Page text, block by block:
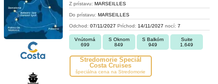
Z prístavu: MARSEILLES
Do prístavu: MARSEILLES
Odchod: 07/11/2027 Príchod: 14/11/2027 nocí: 7
Vnútorná
699
S Oknom
849
S Balkóm
949
Suite
1.649
Stredomorie Špeciál
Costa Cruises
špeciálna cena na Stredomorie